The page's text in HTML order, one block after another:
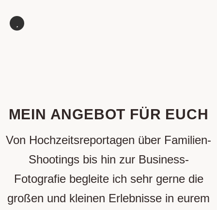
MEIN ANGEBOT FÜR EUCH
Von Hochzeitsreportagen über Familien-
Shootings bis hin zur Business-
Fotografie begleite ich sehr gerne die
großen und kleinen Erlebnisse in eurem